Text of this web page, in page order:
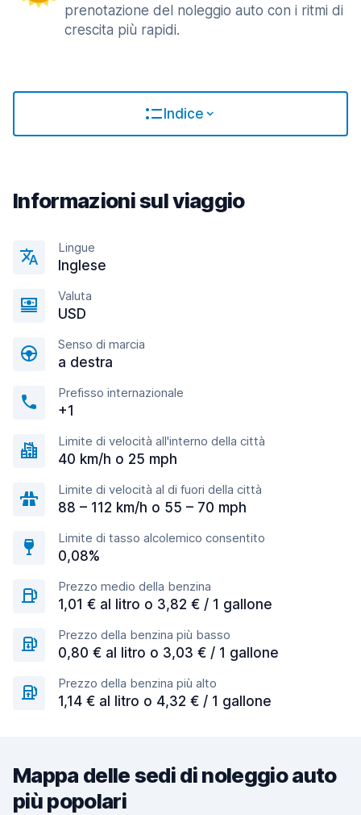
prenotazione del noleggio auto con i ritmi di
crescita più rapidi.
Indice
Informazioni sul viaggio
Lingue
Inglese
Valuta
USD
Senso di marcia
a destra
Prefisso internazionale
+1
Limite di velocità all'interno della città
40 km/h o 25 mph
Limite di velocità al di fuori della città
88 – 112 km/h o 55 – 70 mph
Limite di tasso alcolemico consentito
0,08%
Prezzo medio della benzina
1,01 € al litro o 3,82 € / 1 gallone
Prezzo della benzina più basso
0,80 € al litro o 3,03 € / 1 gallone
Prezzo della benzina più alto
1,14 € al litro o 4,32 € / 1 gallone
Mappa delle sedi di noleggio auto
più popolari